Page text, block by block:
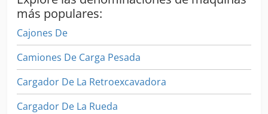
más populares:
Cajones De
Camiones De Carga Pesada
Cargador De La Retroexcavadora
Cargador De La Rueda